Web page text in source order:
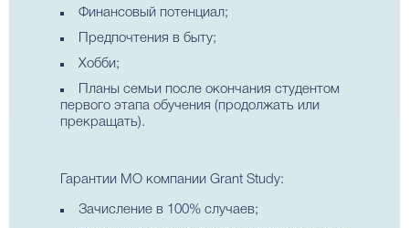
Финансовый потенциал;
Предпочтения в быту;
Хобби;
Планы семьи после окончания студентом
первого этапа обучения (продолжать или
прекращать).
Гарантии МО компании Grant Study:
Зачисление в 100% случаев;